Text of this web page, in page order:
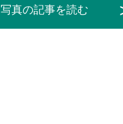
写真の記事を読む